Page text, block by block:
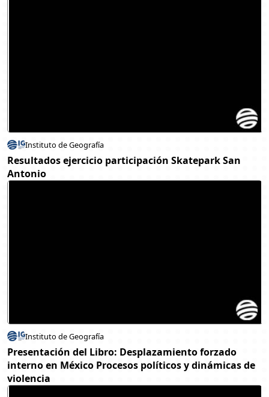
Instituto de Geografía
Resultados ejercicio participación Skatepark San
Antonio
Instituto de Geografía
Presentación del Libro: Desplazamiento forzado
interno en México Procesos políticos y dinámicas de
violencia